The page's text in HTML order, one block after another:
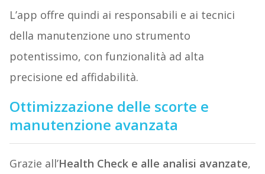
L’app offre quindi ai responsabili e ai tecnici
della manutenzione uno strumento
potentissimo, con funzionalità ad alta
precisione ed affidabilità.
Ottimizzazione delle scorte e
manutenzione avanzata
Grazie all’Health Check e alle analisi avanzate,